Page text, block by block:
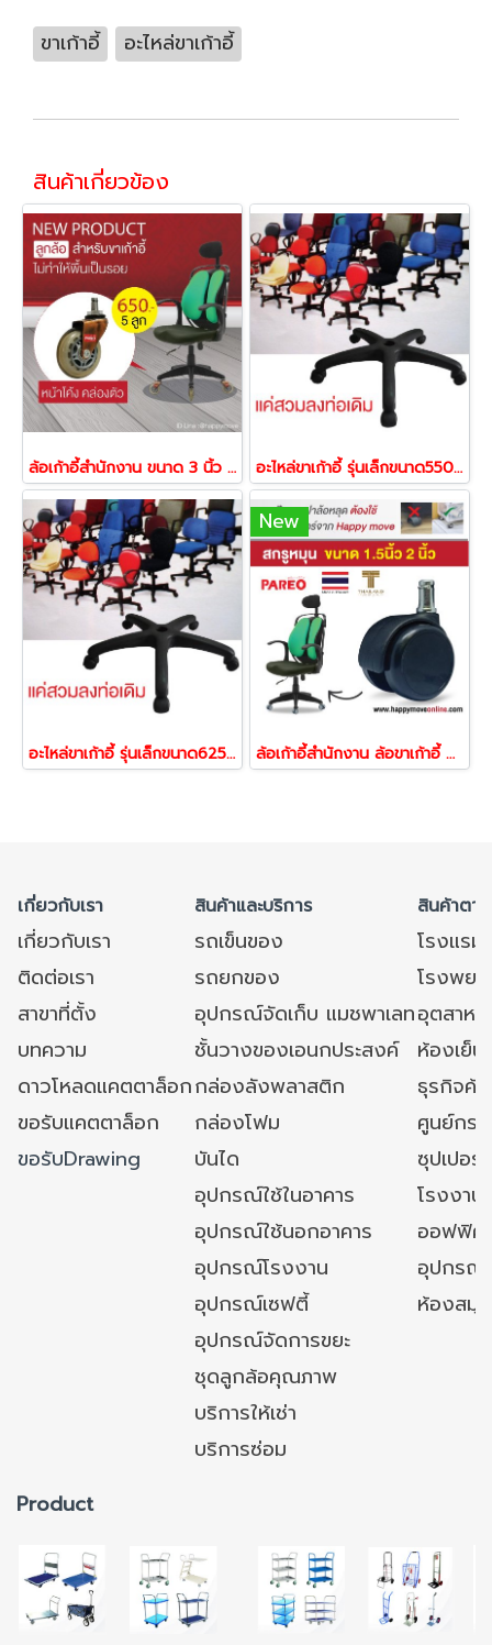
ขาเก้าอี้ อะไหล่ขาเก้าอี้
สินค้าเกี่ยวข้อง
ล้อเก้าอี้สำนักงาน ขนาด 3 นิ้ว ล้อโพลียูรีเทน แกนแหวนล็อค รุ่น ล้อสเก็ต ยี่ห้อ PAREO 42094 อะไหล่ขาเก้าอี้ รุ่นเล็กขนาด550มม 54172
อะไหล่ขาเก้าอี้ รุ่นเล็กขนาด625มม 54189
New
ล้อเก้าอี้สำนักงาน ล้อขาเก้าอี้ สีดำขนาด40,50มม.แกนแหวนล็อค ฝาล้อไม่แยกออกจากกัน รุ่น Two-tone ยี่ห้อ PAREO 21860,21877
เกี่ยวกับเรา สินค้าและบริการ สินค้าตา
เกี่ยวกับเรา รถเข็นของ
โรงแร
ติดต่อเรา
รถยกของ
โรงพย
สาขาที่ตั้ง
อุปกรณ์จัดเก็บ แมชพาเลทอุตสาหก
บทความ
ชั้นวางของเอนกประสงค์
ห้องเย็
ดาวโหลดแคตตาล็อกกล่องลังพลาสติก
ธุรกิจค้
ขอรับแคตตาล็อก
กล่องโฟม
ศูนย์กร
ขอรับDrawing
บันได
ซุปเปอ
อุปกรณ์ใช้ในอาคาร
โรงงา
อุปกรณ์ใช้นอกอาคาร
ออฟฟิศ/
อุปกรณ์โรงงาน
อุปกรณ์
อุปกรณ์เซฟตี้
ห้องสมุ
อุปกรณ์จัดการขยะ
ชุดลูกล้อคุณภาพ
บริการให้เช่า
บริการซ่อม
Product